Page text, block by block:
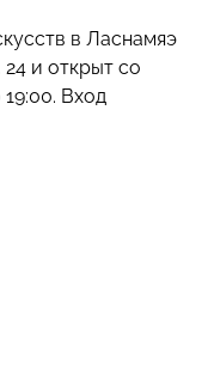
в Ласнамяэ
и открыт со
Вход